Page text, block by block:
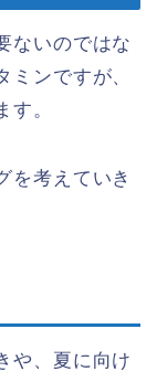
ないのではな
ミンですが、
す。
を考えていき
や、夏に向け